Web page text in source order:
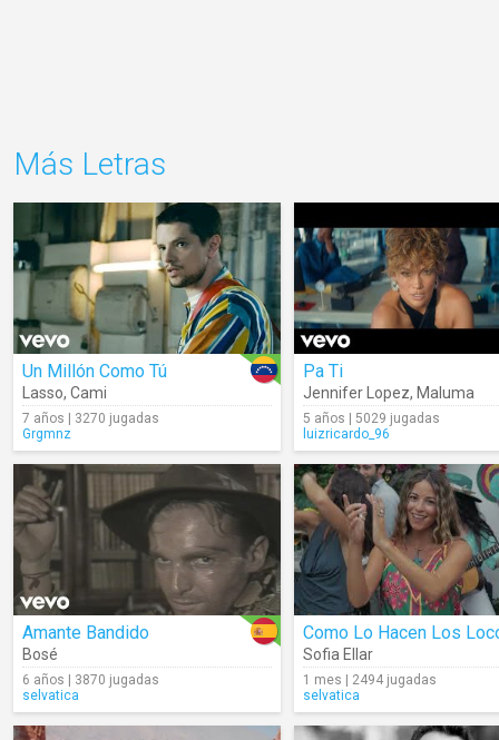
Más Letras
Un Millón Como Tú
Lasso, Cami
7 años | 3270 jugadas
Grgmnz
Pa Ti
Jennifer Lopez, Maluma
5 años | 5029 jugadas
luizricardo_96
Amante Bandido
Bosé
6 años | 3870 jugadas
selvatica
Como Lo Hacen Los
Sofia Ellar
1 mes | 2494 jugadas
selvatica